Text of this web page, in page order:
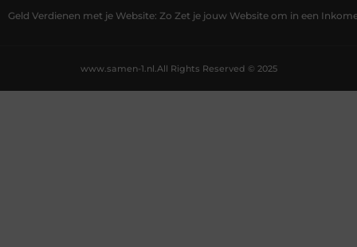
Geld Verdienen met je Website: Zo Zet je jouw Website om in een
All Rights Reserved © 2025
www.samen-1.nl.